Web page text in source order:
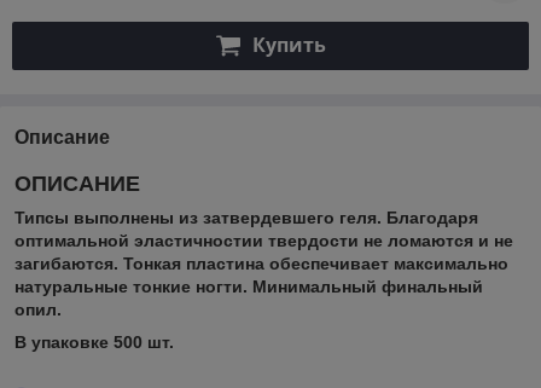
Купить
Описание
ОПИСАНИЕ
Типсы выполнены из затвердевшего геля. Благодаря
оптимальной эластичностии твердости не ломаются и не
загибаются. Тонкая пластина обеспечивает максимально
натуральные тонкие ногти. Минимальный финальный
опил.
В упаковке 500 шт.